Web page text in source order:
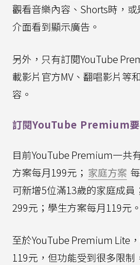
觀看音樂內容、Shorts時，
介面看到顯示廣告。
另外，只有訂閱YouTube
載影片官方MV、翻唱影片等
容。
訂閱YouTube Premium要
目前YouTube Premium一共
方案每月199元； 家庭方案
可新增5位滿13歲的家庭成員
299元；學生方案每月119元。
至於YouTube Premium Lite
119元，但功能受到很多限制